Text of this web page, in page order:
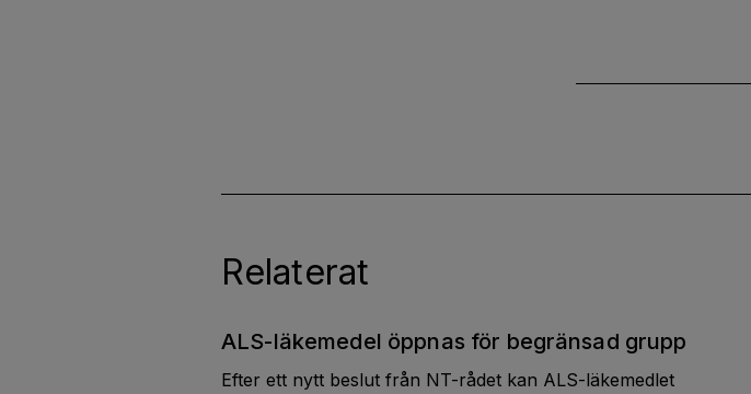
Relaterat
ALS-läkemedel öppnas för begränsad grupp
Efter ett nytt beslut från NT-rådet kan ALS-läkemedlet